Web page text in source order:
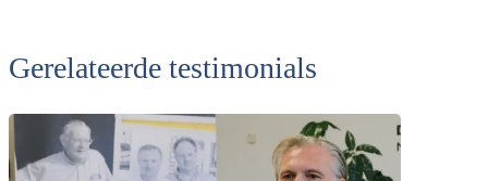
Gerelateerde testimonials